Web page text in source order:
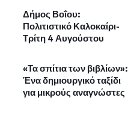
Δήμος Βοΐου:
Πολιτιστικό Καλοκαίρι-
Τρίτη 4 Αυγούστου
«Τα σπίτια των βιβλίων»:
Ένα δημιουργικό ταξίδι
για μικρούς αναγνώστες